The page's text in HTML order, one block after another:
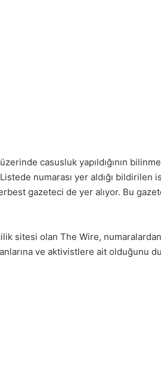
casusluk yapıldığının
numarası yer aldığı bildirilen
gazeteci de yer alıyor. Bu
sitesi olan The Wire,
ve aktivistlere ait olduğunu